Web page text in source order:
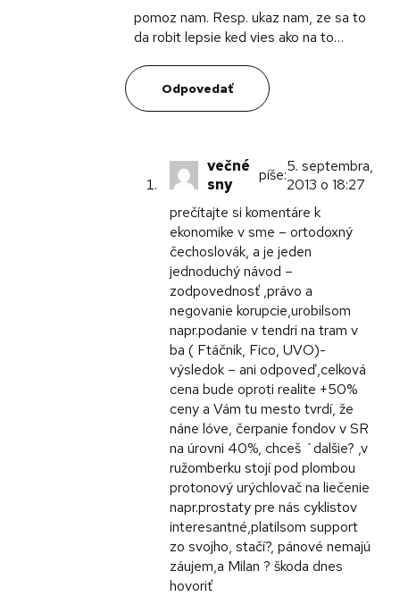
pomoz nam. Resp. ukaz nam, ze sa to
da robit lepsie ked vies ako na to…
Odpovedať
večné
sny
píše:5. septembra,
2013 o 18:27
prečítajte si komentáre k
ekonomike v sme – ortodoxný
čechoslovák, a je jeden
jednoduchý návod –
zodpovednosť ,právo a
negovanie korupcie,urobilsom
napr.podanie v tendri na tram v
ba ( Ftáčnik, Fico, UVO)-
výsledok – ani odpoveď,celková
cena bude oproti realite +50%
ceny a Vám tu mesto tvrdí, že
náne lóve, čerpanie fondov v SR
na úrovni 40%, chceš ´dalšie? ,v
ružomberku stojí pod plombou
protonový urýchlovač na liečenie
napr.prostaty pre nás cyklistov
interesantné,platilsom support
zo svojho, stačí?, pánové nemajú
záujem,a Milan ? škoda dnes
hovoriť